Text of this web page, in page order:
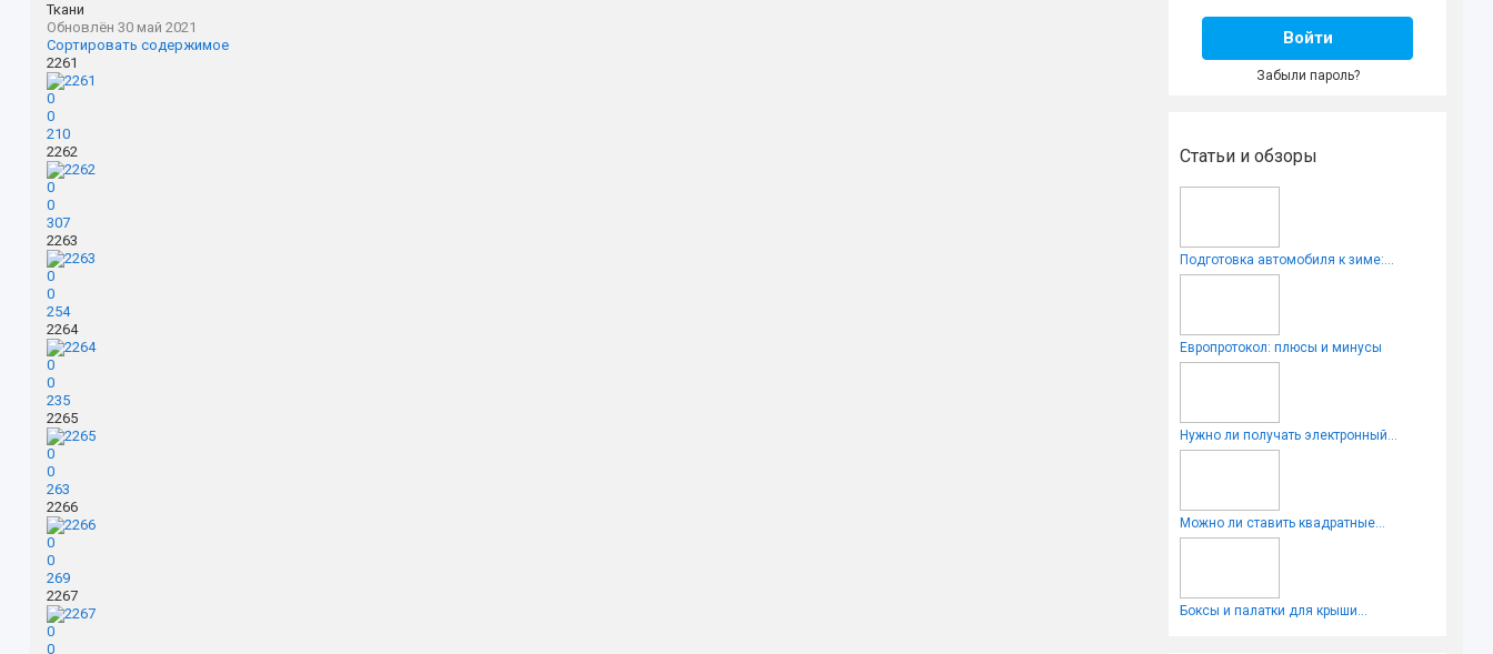
Ткани
Обновлён 30 май 2021
Сортировать содержимое
2261
0
0
210
2262
0
0
307
2263
0
0
254
2264
0
0
235
2265
0
0
263
2266
0
0
269
2267
0
0
Войти
Забыли пароль?
Статьи и обзоры
Подготовка автомобиля к зиме:...
Европротокол: плюсы и минусы
Нужно ли получать электронный...
Можно ли ставить квадратные...
Боксы и палатки для крыши...